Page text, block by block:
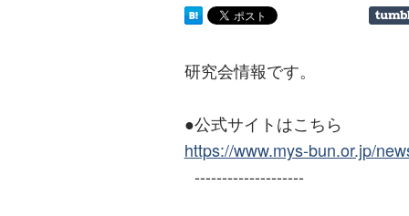
研究会情報です。
●公式サイトはこちら
https://www.mys-bun.or.jp/
--------------------